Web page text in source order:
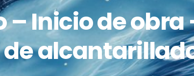
– Inicio de obra
de